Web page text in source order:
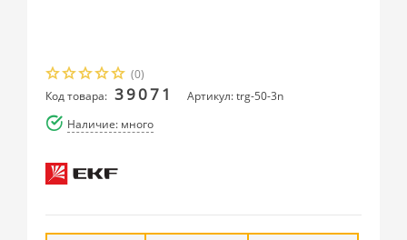
(0)
Код товара: 39071
Артикул: trg-50-3n
Наличие: много